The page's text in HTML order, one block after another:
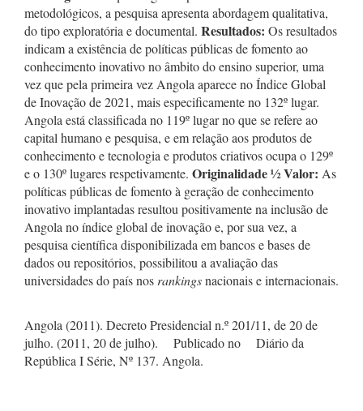
metodológicos, a pesquisa apresenta abordagem qualitativa,
do tipo exploratória e documental. Resultados: Os resultados
indicam a existência de políticas públicas de fomento ao
conhecimento inovativo no âmbito do ensino superior, uma
vez que pela primeira vez Angola aparece no Índice Global
de Inovação de 2021, mais especificamente no 132º lugar.
Angola está classificada no 119º lugar no que se refere ao
capital humano e pesquisa, e em relação aos produtos de
conhecimento e tecnologia e produtos criativos ocupa o 129º
e o 130º lugares respetivamente. Originalidade½Valor: As
políticas públicas de fomento à geração de conhecimento
inovativo implantadas resultou positivamente na inclusão de
Angola no índice global de inovação e, por sua vez, a
pesquisa científica disponibilizada em bancos e bases de
dados ou repositórios, possibilitou a avaliação das
universidades do país nos rankingsnacionais e internacionais.
Angola (2011). Decreto Presidencial n.º 201/11, de 20 de
julho. (2011, 20 de julho). Publicado no Diário da
República I Série, Nº 137. Angola.